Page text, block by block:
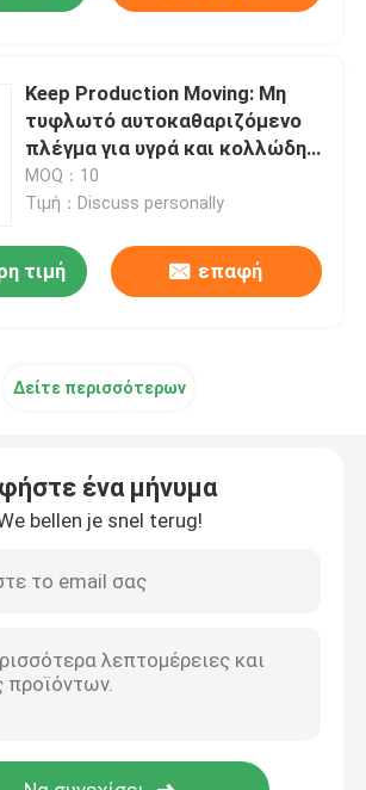
Keep Production Moving: Μη
τυφλωτό αυτοκαθαριζόμενο
πλέγμα για υγρά και κολλώδη
υλικά
MOQ：10
Τιμή：Discuss personally
τιμή επαφή
Δείτε περισσότερων
ένα μήνυμα
bellen je snel terug!